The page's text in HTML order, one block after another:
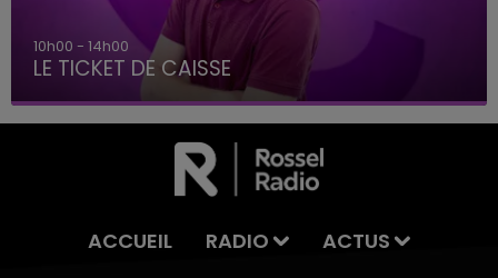
10h00 - 14h00
LE TICKET DE CAISSE
ACCUEIL RADIO
ACTUS